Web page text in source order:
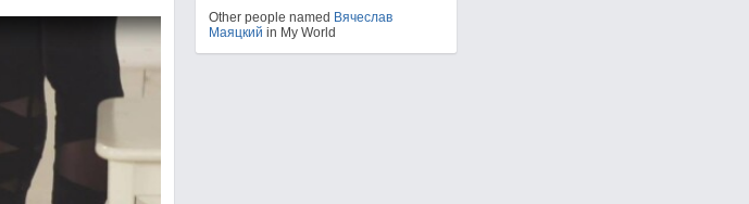
Other people named Вячеслав
Маяцкий in My World